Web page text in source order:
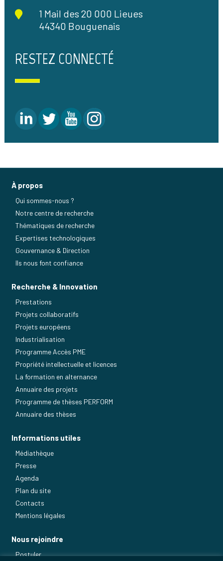
1 Mail des 20 000 Lieues
44340 Bouguenais
RESTEZ CONNECTÉ
À propos
Qui sommes-nous ?
Notre centre de recherche
Thématiques de recherche
Expertises technologiques
Gouvernance & Direction
Ils nous font confiance
Recherche & Innovation
Prestations
Projets collaboratifs
Projets européens
Industrialisation
Programme Accès PME
Propriété intellectuelle et licences
La formation en alternance
Annuaire des projets
Programme de thèses PERFORM
Annuaire des thèses
Informations utiles
Médiathèque
Presse
Agenda
Plan du site
Contacts
Mentions légales
Nous rejoindre
Postuler